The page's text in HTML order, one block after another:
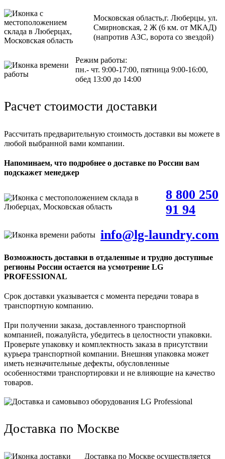
Московская область,г. Люберцы, ул.
Смирновская, 2 Ж (6 км. от МКАД)
(напротив АЗС, ворота со звездой)
Режим работы:
пн.- чт. 9:00-17:00, пятница 9:00-16:00,
обед 13:00 до 14:00
Расчет стоимости доставки
Рассчитать предварительную стоимость доставки вы можете в
любой выбранной вами компании.
Напоминаем, что подробнее о доставке по России вам
подскажет менеджер
8 800 250
91 94
info@lg-laundry.com
Возможность доставки в отдаленные и трудно доступные
регионы России остается на усмотрение LG
PROFESSIONAL
Срок доставки указывается с момента передачи товара в
транспортную компанию.
При получении заказа, доставленного транспортной
компанией, пожалуйста, убедитесь в целостности упаковки.
Проверьте упаковку и комплектность заказа в присутствии
курьера транспортной компании. Внешняя упаковка может
иметь незначительные дефекты, обусловленные
особенностями транспортировки и не влияющие на качество
товаров.
Доставка по Москве
Доставка по Москве осуществляется